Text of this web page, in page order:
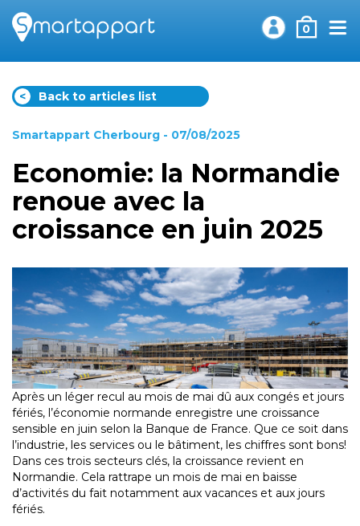
0
< Back to articles list
Smartappart Cherbourg - 07/08/2025
Economie: la Normandie
renoue avec la
croissance en juin 2025
Après un léger recul au mois de mai dû aux congés et jours
fériés, l’économie normande enregistre une croissance
sensible en juin selon la Banque de France. Que ce soit dans
l’industrie, les services ou le bâtiment, les chiffres sont bons!
Dans ces trois secteurs clés, la croissance revient en
Normandie. Cela rattrape un mois de mai en baisse
d’activités du fait notamment aux vacances et aux jours
fériés.